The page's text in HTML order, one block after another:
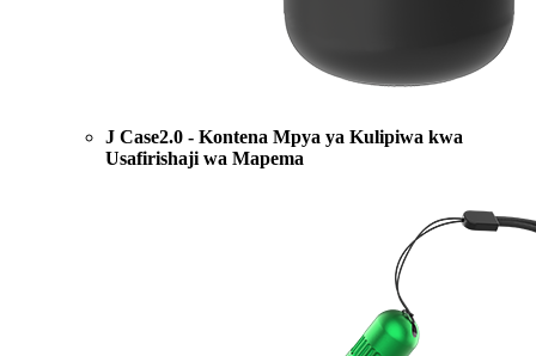
J Case2.0 - Kontena Mpya ya Kulipiwa kwa
Usafirishaji wa Mapema